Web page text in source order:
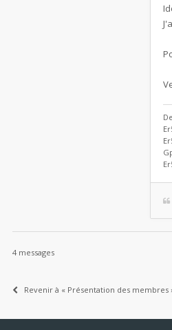
4 messages
Revenir à « Présentation des membres